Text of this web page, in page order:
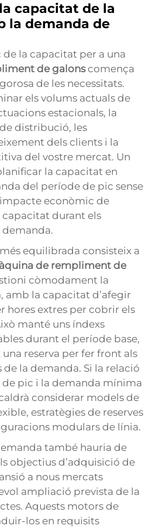
capacitat de la
la demanda de
la capacitat per a una
de galonscomença
de les necessitats.
els volums actuals de
estacionals, la
distribució, les
dels clients i la
del vostre mercat. Un
la capacitat en
del període de pic sense
econòmic de
durant els
demanda.
equilibrada consisteix a
de rempliment de
còmodament la
amb la capacitat d’afegir
hores extres per cobrir els
manté uns índexs
durant el període base,
reserva per fer front als
la demanda. Si la relació
pic i la demanda mínima
considerar models de
estratègies de reserves
modulars de línia.
també hauria de
objectius d’adquisició de
a nous mercats
ampliació prevista de la
Aquests motors de
los en requisits